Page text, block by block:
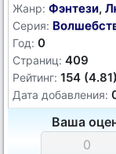
Жанр: Фэнтези,
Серия:
Год: 0
Страниц: 409
Рейтинг: 154 (4.81)
Дата добавления:
Ваша